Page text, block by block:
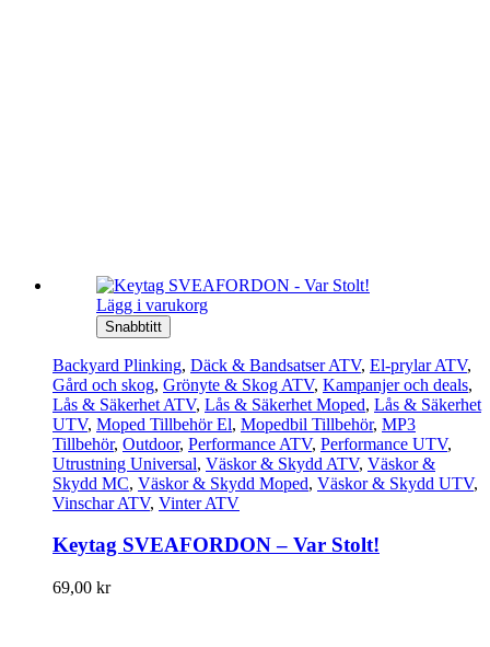
Lägg i varukorg
Snabbtitt
Backyard Plinking, Däck & Bandsatser ATV, El-prylar ATV,
Gård och skog, Grönyte & Skog ATV, Kampanjer och deals,
Lås & Säkerhet ATV, Lås & Säkerhet Moped, Lås & Säkerhet
UTV, Moped Tillbehör El, Mopedbil Tillbehör, MP3
Tillbehör, Outdoor, Performance ATV, Performance UTV,
Utrustning Universal, Väskor & Skydd ATV, Väskor &
Skydd MC, Väskor & Skydd Moped, Väskor & Skydd UTV,
Vinschar ATV, Vinter ATV
Keytag SVEAFORDON – Var Stolt!
69,00 kr